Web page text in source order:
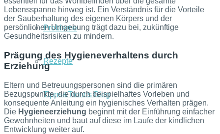
Probleme
Rezepte
Tipps&Trends Blog
Lebensspanne hinweg ist. Ein Verständnis für die Vorteile
der Sauberhaltung des eigenen Körpers und der
persönlichen Umgebung trägt dazu bei, zukünftige
Gesundheitsrisiken zu mindern.
Prägung des Hygieneverhaltens durch
Erziehung
Eltern und Betreuungspersonen sind die primären
Bezugspunkte, die durch beispielhaftes Vorleben und
konsequente Anleitung ein hygienisches Verhalten prägen.
Die Hygieneerziehung beginnt mit der Einführung einfacher
Gewohnheiten und baut auf diese im Laufe der kindlichen
Entwicklung weiter auf.